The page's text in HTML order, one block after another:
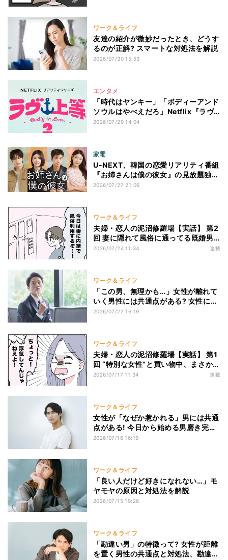
ワーク＆ライフ
友達の紹介が微妙だったとき、どうす
るのが正解? スマートな対処法を解説
2026/07/30 15:53
エンタメ
「時代はヤンキー」「ボディーアンド
ソウルはやべえだろ」Netflix『ラヴ
上等2』が配信前からSNSで話題に
2026/07/29 14:04
家電
U-NEXT、韓国の恋愛リアリティ番組
『お姉さんは僕の彼女』の見放題独占
配信を7月29日より開始
2026/07/27 21:06
ワーク＆ライフ
夫婦・恋人の泥沼修羅場【実話】 第2
回 妻に隠れて風俗に通ってる既婚男
性、大丈夫? 店イチオシの風俗嬢が現
2026/07/24 11:34 連載
ワーク＆ライフ
「この男、無理かも…」女性が離れて
いく男性には共通点がある? 女性に縁
のない生活から抜け出したい男性、必
2026/07/22 16:19
ワーク＆ライフ
夫婦・恋人の泥沼修羅場【実話】 第1
回 “特別な女性”と買い物中、まさかの
彼女に遭遇… 修羅場寸前の真相とは?
2026/07/17 11:34 連載
ワーク＆ライフ
女性が「なぜか惹かれる」男には共通
点がある! 今日から始める男磨き完全
ガイド
2026/07/16 16:19
ワーク＆ライフ
「良い人だけど好きになれない…」モ
ヤモヤの原因と対処法を解説
2026/07/15 19:26
ワーク＆ライフ
「勘違い男」の特徴って? 女性が距離
を置く男性の共通点と対処法、勘違い